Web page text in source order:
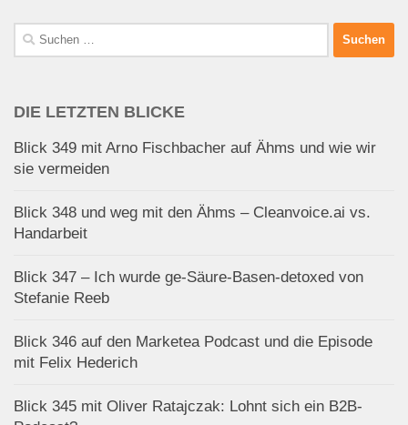
Suchen
nach:
DIE LETZTEN BLICKE
Blick 349 mit Arno Fischbacher auf Ähms und wie wir
sie vermeiden
Blick 348 und weg mit den Ähms – Cleanvoice.ai vs.
Handarbeit
Blick 347 – Ich wurde ge-Säure-Basen-detoxed von
Stefanie Reeb
Blick 346 auf den Marketea Podcast und die Episode
mit Felix Hederich
Blick 345 mit Oliver Ratajczak: Lohnt sich ein B2B-